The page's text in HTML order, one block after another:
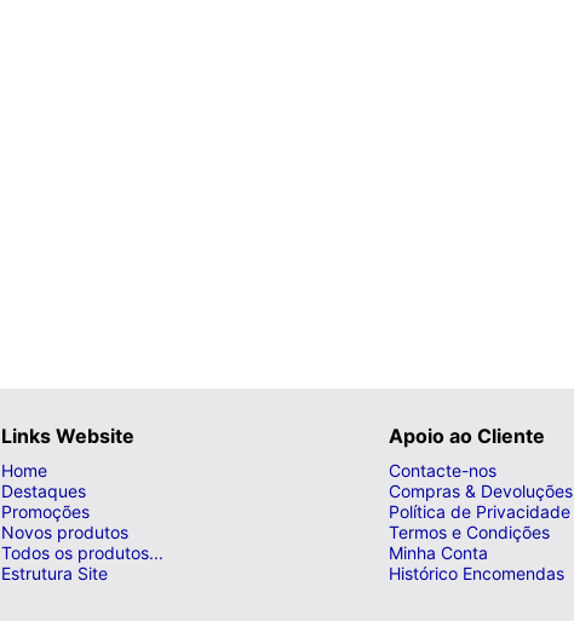
Links Website
Home
Destaques
Promoções
Novos produtos
Todos os produtos...
Estrutura Site
Apoio ao Cliente
Contacte-nos
Compras & Devoluções
Política de Privacidade
Termos e Condições
Minha Conta
Histórico Encomendas